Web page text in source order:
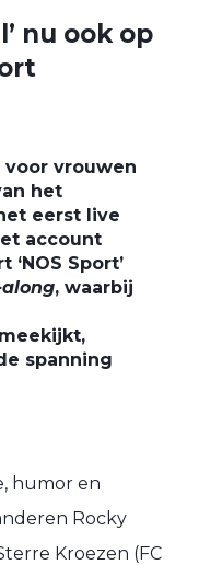
nu ook op
voor vrouwen
het
eerst live
account
‘NOS Sport’
, waarbij
spanning
humor en
Rocky
Kroezen (FC